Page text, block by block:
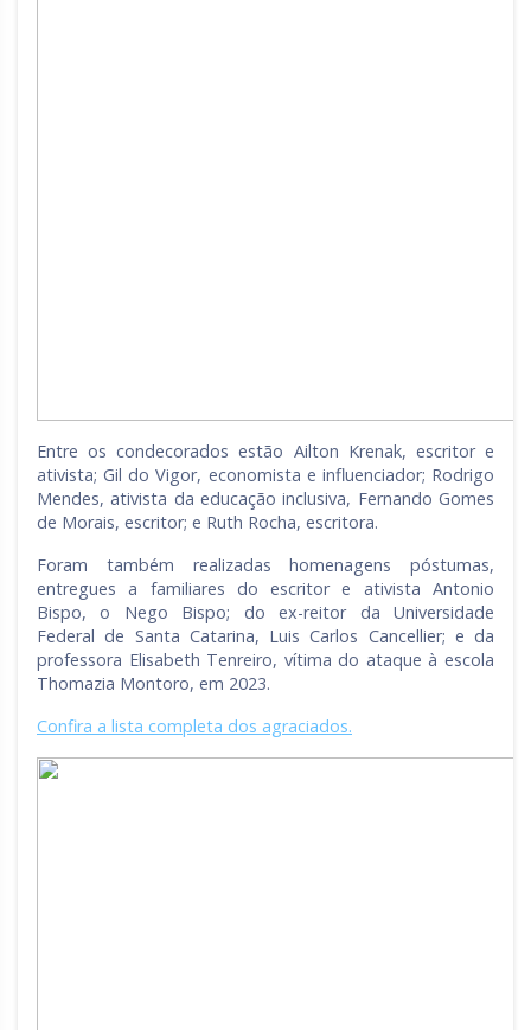
Entre os condecorados estão Ailton Krenak, escritor e
ativista; Gil do Vigor, economista e influenciador; Rodrigo
Mendes, ativista da educação inclusiva, Fernando Gomes
de Morais, escritor; e Ruth Rocha, escritora.
Foram também realizadas homenagens póstumas,
entregues a familiares do escritor e ativista Antonio
Bispo, o Nego Bispo; do ex-reitor da Universidade
Federal de Santa Catarina, Luis Carlos Cancellier; e da
professora Elisabeth Tenreiro, vítima do ataque à escola
Thomazia Montoro, em 2023.
Confira a lista completa dos agraciados.